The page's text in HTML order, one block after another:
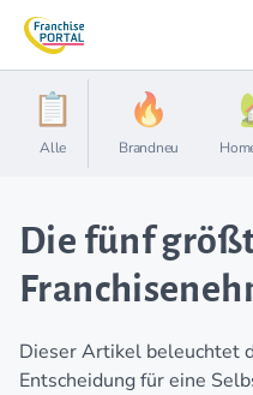
Alle Brandneu
Die fünf
Dieser Artikel beleuchtet
Entscheidung für eine